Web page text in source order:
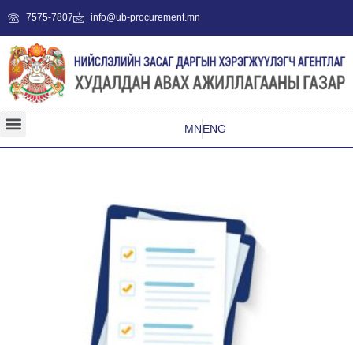
7575-7807 info@ub-procurement.mn
MNENG